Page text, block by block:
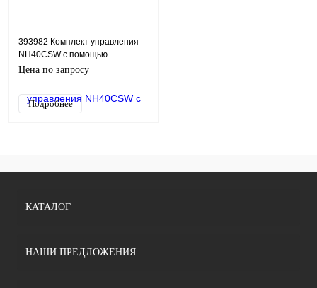
393982 Комплект управления
NH40CSW с помощью
выносной фронтальной ручки
Цена по запросу
Подробнее
КАТАЛОГ
НАШИ ПРЕДЛОЖЕНИЯ